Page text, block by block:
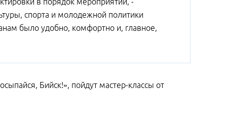
спорта и молодежной политики
было удобно, комфортно и, главное,
Бийск!», пойдут мастер-классы от